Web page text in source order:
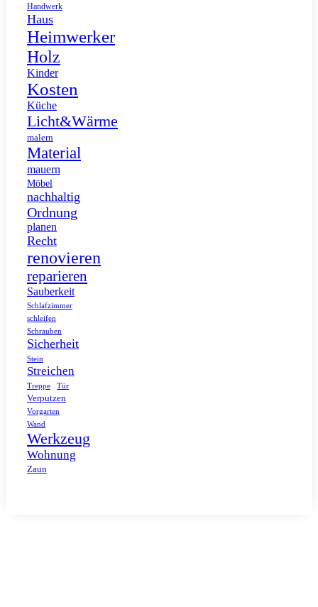
Handwerk
Haus
Heimwerker
Holz
Kinder
Kosten
Küche
Licht&Wärme
malern
Material
mauern
Möbel
nachhaltig
Ordnung
planen
Recht
renovieren
reparieren
Sauberkeit
Schlafzimmer
schleifen
Schrauben
Sicherheit
Stein
Streichen
Treppe Tür
Verputzen
Vorgarten
Wand
Werkzeug
Wohnung
Zaun